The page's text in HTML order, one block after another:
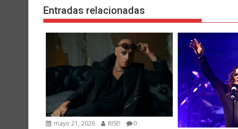
Entradas relacionadas
mayo 21, 2026 RISE! 0